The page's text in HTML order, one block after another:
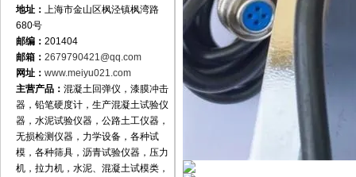
地址： 上海市金山区枫泾镇枫湾路
680号
邮编： 201404
邮箱： 2679790421@qq.com
网址： www.meiyu021.com
主营产品： 混凝土回弹仪，漆膜冲击
器，铅笔硬度计，生产混凝土试验仪
器，水泥试验仪器，公路土工仪器，
无损检测仪器，力学设备，各种试
模，各种筛具，沥青试验仪器，压力
机，拉力机，水泥、混凝土试模类，